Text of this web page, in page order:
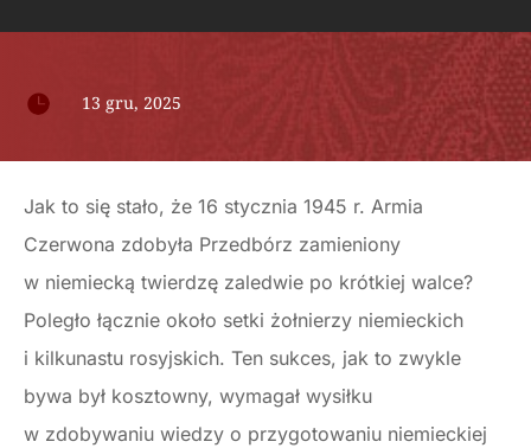
 13 gru, 2025
Jak to się stało, że 16 stycznia 1945 r. Armia
Czerwona zdobyła Przedbórz zamieniony
w niemiecką twierdzę zaledwie po krótkiej walce?
Poległo łącznie około setki żołnierzy niemieckich
i kilkunastu rosyjskich. Ten sukces, jak to zwykle
bywa był kosztowny, wymagał wysiłku
w zdobywaniu wiedzy o przygotowaniu niemieckiej